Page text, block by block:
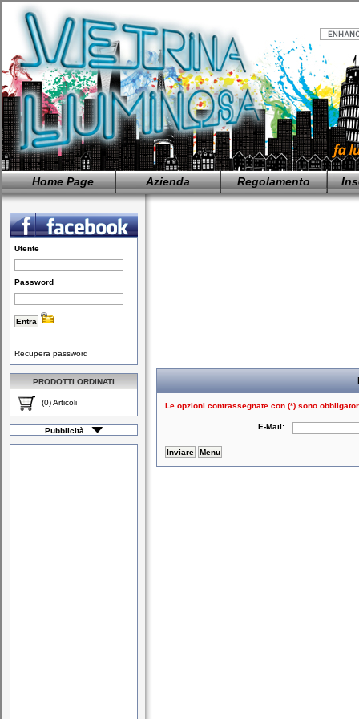
Home Page Azienda Regolamento
Utente
Password
-----------------------------
Recupera password
PRODOTTI ORDINATI
(0) Articoli
Pubblicità
Le opzioni contrassegnate con (*) sono
E-Mail: